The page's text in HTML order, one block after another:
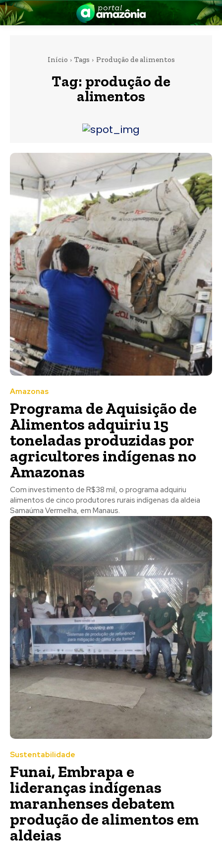
Amazônia
Início Tags Produção de alimentos
Tag: produção de
alimentos
Amazonas
Programa de Aquisição de
Alimentos adquiriu 15
toneladas produzidas por
agricultores indígenas no
Amazonas
Com investimento de R$38 mil, o programa adquiriu
alimentos de cinco produtores rurais indígenas da aldeia
Samaúma Vermelha, em Manaus.
Sustentabilidade
Funai, Embrapa e
lideranças indígenas
maranhenses debatem
produção de alimentos em
aldeias